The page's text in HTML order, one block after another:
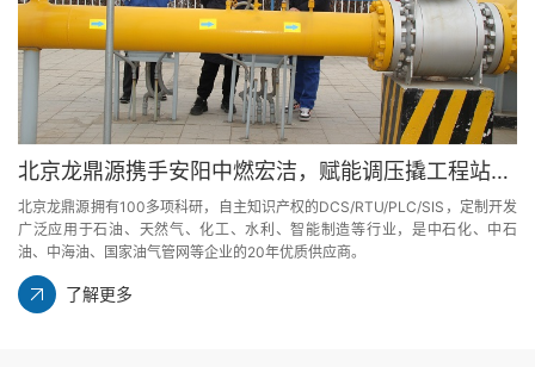
北京龙鼎源携手安阳中燃宏洁，赋能调压撬工程站控系统升级
北京龙鼎源拥有100多项科研，自主知识产权的DCS/RTU/PLC/SIS，定制开发
广泛应用于石油、天然气、化工、水利、智能制造等行业，是中石化、中石
油、中海油、国家油气管网等企业的20年优质供应商。
了解更多